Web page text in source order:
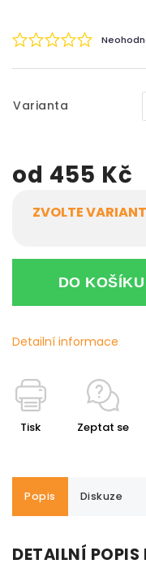
Varianta
od 455 Kč
ZVOLTE
DO KOŠÍKU
Detailní informace
Tisk Zeptat se
Popis Diskuze
DETAILNÍ POPIS